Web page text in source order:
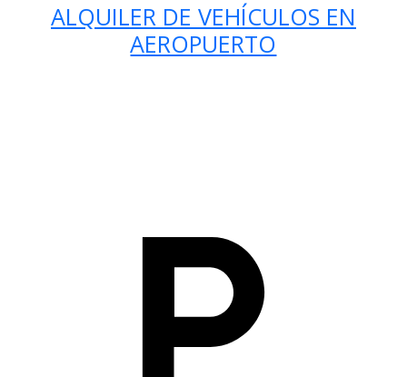
ALQUILER DE VEHÍCULOS EN
AEROPUERTO